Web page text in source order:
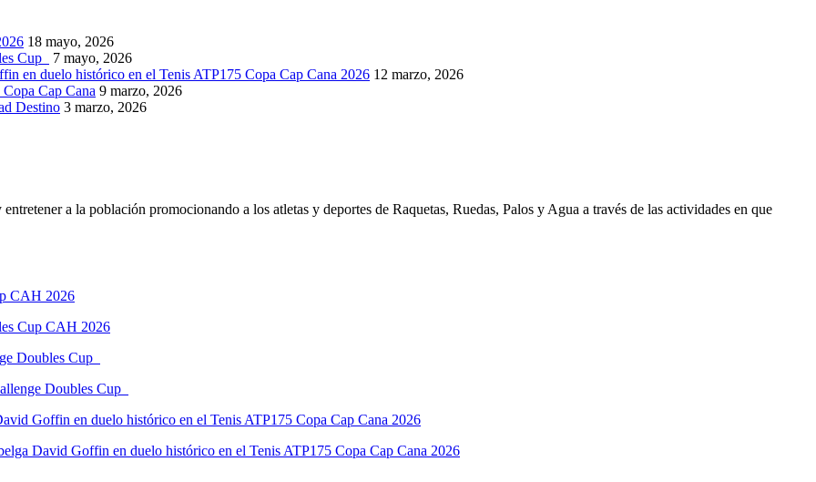
18 mayo, 2026
Cup
7 mayo, 2026
en duelo histórico en el Tenis ATP175 Copa Cap Cana 2026 12 marzo, 2026
Cap Cana 9 marzo, 2026
Destino 3 marzo, 2026
a la población promocionando a los atletas y deportes de Raquetas, Ruedas, Palos y Agua a través de las actividades en que
Cup CAH 2026
Doubles Cup
David Goffin en duelo histórico en el Tenis ATP175 Copa Cap Cana 2026